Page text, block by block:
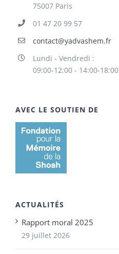
75007 Paris
01 47 20 99 57
contact@yadvashem.fr
Lundi - Vendredi :
09:00-12:00 - 14:00-18:00
AVEC LE SOUTIEN DE
ACTUALITÉS
Rapport moral 2025
29 juillet 2026